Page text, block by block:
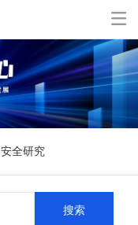

安全研究
搜索